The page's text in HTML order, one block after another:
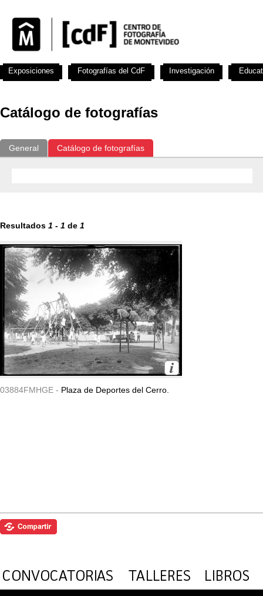
Catálogo de fotografías
General Catálogo de fotografías
Resultados 1 - 1 de 1
03884FMHGE - Plaza de Deportes del Cerro.
Exposiciones Fotografías del CdF Investigación